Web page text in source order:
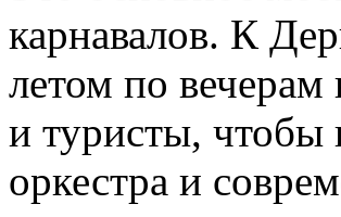
карнавалов. К
летом по
и туристы, чтобы
оркестра и